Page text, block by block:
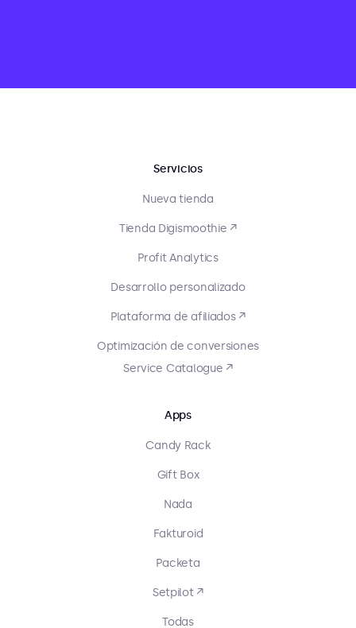
Servicios
Nueva tienda
Tienda Digismoothie ↗
Profit Analytics
Desarrollo personalizado
Plataforma de afiliados ↗
Optimización de conversiones
Service Catalogue ↗
Apps
Candy Rack
Gift Box
Nada
Fakturoid
Packeta
Setpilot ↗
Todas